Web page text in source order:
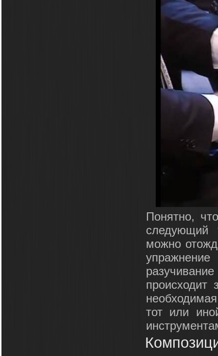
Понятно,
следующий
можно
происходит
тот или